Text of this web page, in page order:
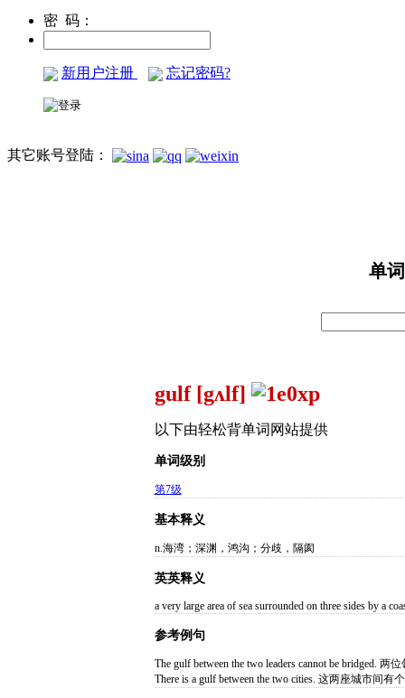
密 码：
新用户注册 忘记密码?
其它账号登陆：
单
gulf [gʌlf]
以下由轻松背单词网站提供
单词级别
第7级
基本释义
n.海湾；深渊，鸿沟；分歧，隔阂
英英释义
a very large area of sea surrounded on three sides by a
参考例句
The gulf between the two leaders cannot be bridged.
There is a gulf between the two cities. 这两座城市间有